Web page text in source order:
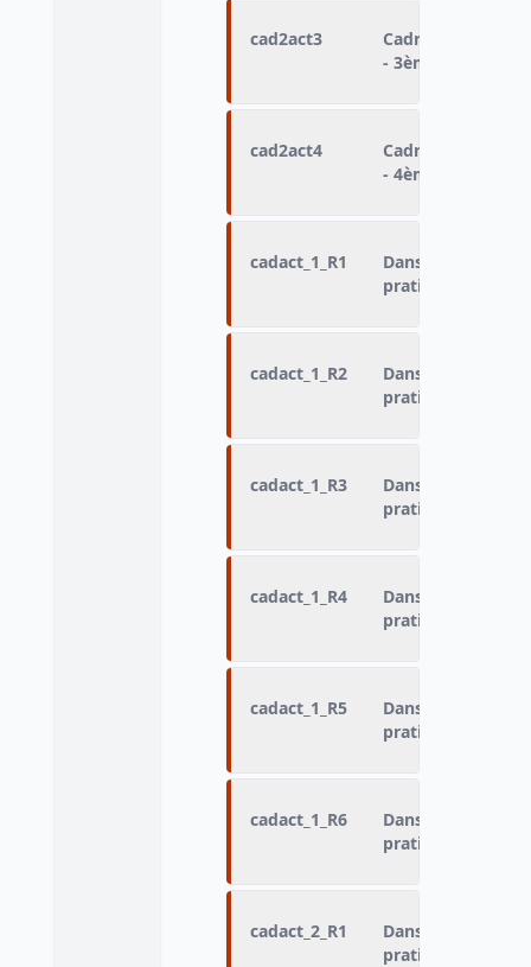
cad2act3
Cadre de la
- 3ème sport
cad2act4
Cadre de la
- 4ème sport
cadact_1_R1
Dans quel cadre
pratiqué : Activité
cadact_1_R2
Dans quel cadre
pratiqué : Activité
cadact_1_R3
Dans quel cadre
pratiqué : Activité
cadact_1_R4
Dans quel cadre
pratiqué : Activité
cadact_1_R5
Dans quel cadre
pratiqué : Activité
cadact_1_R6
Dans quel cadre
pratiqué : Activité
cadact_2_R1
Dans quel cadre
pratiqué : Activité